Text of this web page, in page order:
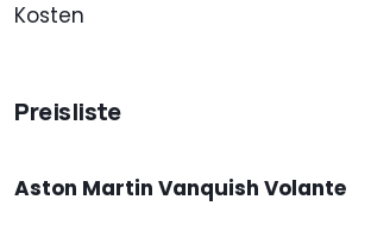
Kosten
Preisliste
Aston Martin Vanquish Volante